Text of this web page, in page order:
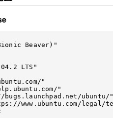
Beaver)"
LTS"
"
"
bugs.launchpad.net/ubuntu/"
www.ubuntu.com/